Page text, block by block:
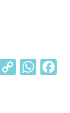
C W